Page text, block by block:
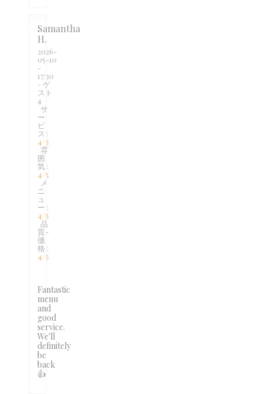
Samantha
H
2026-
05-10
-
17:30
- ゲ
スト
4
サ
ー
ビ
ス :
4/5
雰
囲
気 :
4/5
メ
ニ
ュ
ー :
4/5
品
質-
価
格 :
4/5
Fantastic
menu
and
good
service.
We'll
definitely
be
back
👍